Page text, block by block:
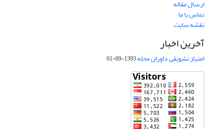
ارسال مقاله
تماس با ما
نقشه سایت
آخرین اخبار
امتیاز تشویقی داوران مجله1393-09-01